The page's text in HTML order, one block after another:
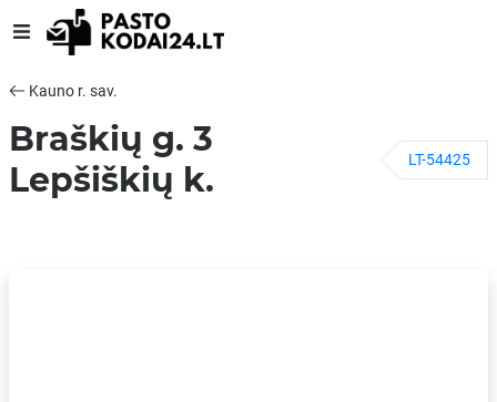
Kauno r. sav.
Braškių g. 3
Lepšiškių k.
LT-54425